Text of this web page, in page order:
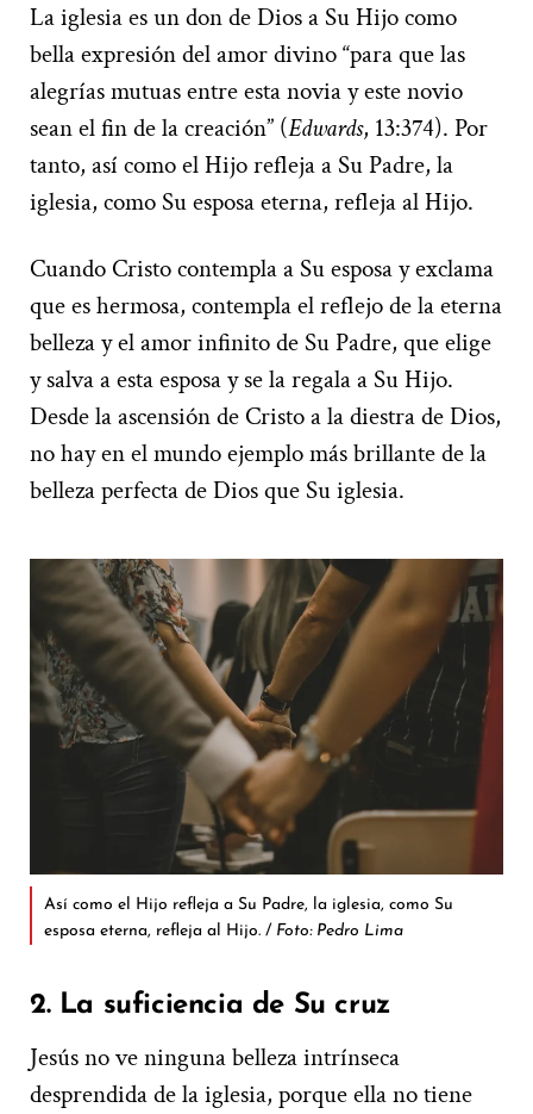
La iglesia es un don de Dios a Su Hijo como
bella expresión del amor divino “para que las
alegrías mutuas entre esta novia y este novio
sean el fin de la creación” (Edwards, 13:374). Por
tanto, así como el Hijo refleja a Su Padre, la
iglesia, como Su esposa eterna, refleja al Hijo.
Cuando Cristo contempla a Su esposa y exclama
que es hermosa, contempla el reflejo de la eterna
belleza y el amor infinito de Su Padre, que elige
y salva a esta esposa y se la regala a Su Hijo.
Desde la ascensión de Cristo a la diestra de Dios,
no hay en el mundo ejemplo más brillante de la
belleza perfecta de Dios que Su iglesia.
Así como el Hijo refleja a Su Padre, la iglesia, como Su
esposa eterna, refleja al Hijo. / Foto: Pedro Lima
2. La suficiencia de Su cruz
Jesús no ve ninguna belleza intrínseca
desprendida de la iglesia, porque ella no tiene